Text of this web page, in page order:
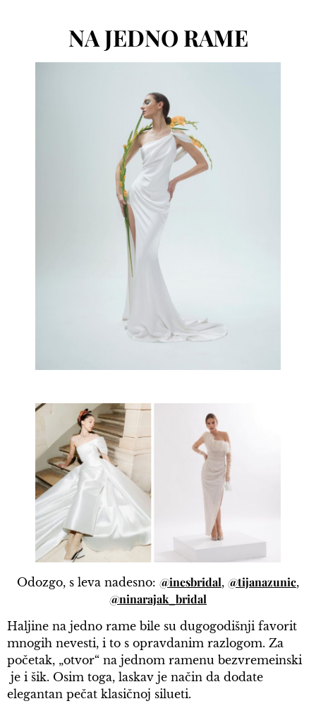
NA JEDNO RAME
Odozgo, s leva nadesno: @inesbridal, @tijanazunic,
@ninarajak_bridal
Haljine na jedno rame bile su dugogodišnji favorit
mnogih nevesti, i to s opravdanim razlogom. Za
početak, „otvor“ na jednom ramenu bezvremeinski
je i šik. Osim toga, laskav je način da dodate
elegantan pečat klasičnoj silueti.